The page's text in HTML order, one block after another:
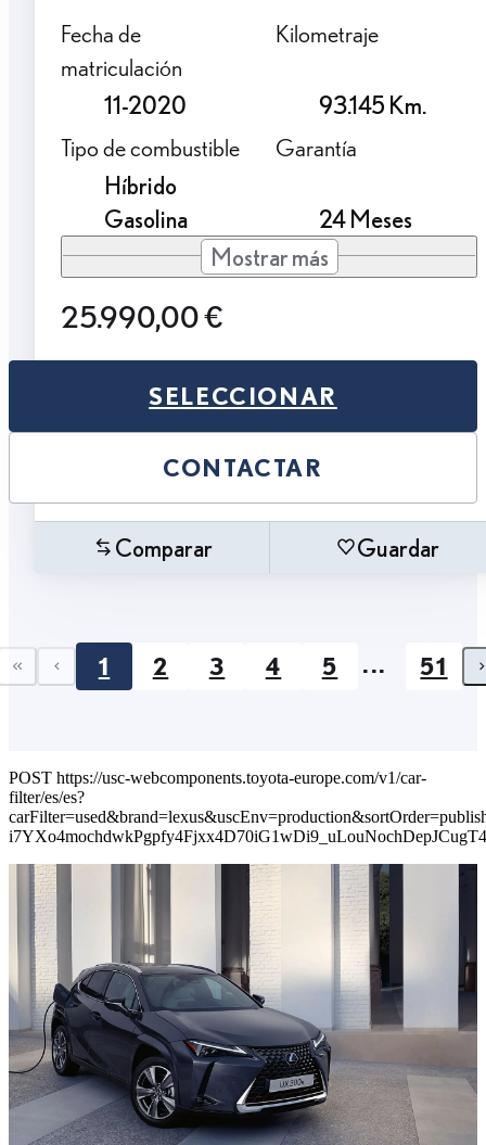
Fecha de
matriculación
11-2020
Kilometraje
93.145 Km.
Tipo de combustible
Híbrido
Gasolina
Garantía
24 Meses
Mostrar más
25.990,00 €
SELECCIONAR
CONTACTAR
Comparar Guardar
First page
Previous page
1 2 3 4 5 ... 51
POST https://usc-webcomponents.toyota-europe.com/v1/car-
filter/es/es?